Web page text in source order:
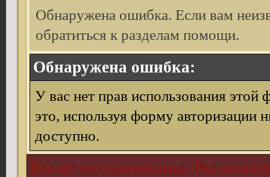
Обнаружена ошибка. Если вам
обратиться к разделам помощи.
Обнаружена ошибка:
У вас нет прав использования этой
это, используя форму авторизации
доступно.
Вы не авторизованы. Вы